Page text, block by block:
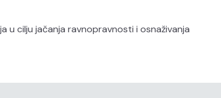
u cilju jačanja ravnopravnosti i osnaživanja